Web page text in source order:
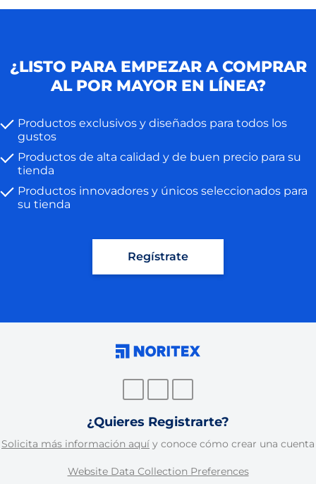
¿LISTO PARA EMPEZAR A COMPRAR
AL POR MAYOR EN LÍNEA?
Productos exclusivos y diseñados para todos los
gustos
Productos de alta calidad y de buen precio para su
tienda
Productos innovadores y únicos seleccionados para
su tienda
Regístrate
¿Quieres Registrarte?
Solicita más información aquí y conoce cómo crear una cuenta
Website Data Collection Preferences